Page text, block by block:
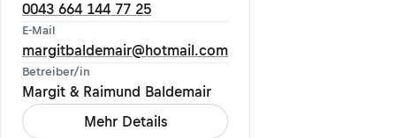
0043 664 144 77 25
E-Mail
margitbaldemair@hotmail.com
Betreiber/in
Margit & Raimund Baldemair
Mehr Details